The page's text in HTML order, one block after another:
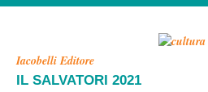
Iacobelli Editore
IL SALVATORI 2021